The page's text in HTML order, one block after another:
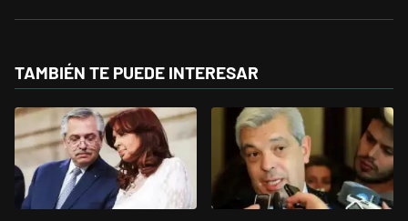
TAMBIÉN TE PUEDE INTERESAR